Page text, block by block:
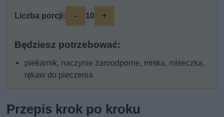
Liczba porcji: - 10 +
Będziesz potrzebować:
piekarnik, naczynie żaroodporne, miska, miseczka,
rękaw do pieczenia
Przepis krok po kroku